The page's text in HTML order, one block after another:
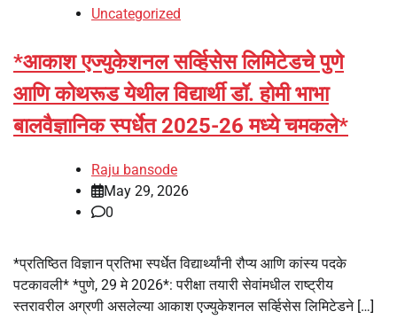
Uncategorized
*आकाश एज्युकेशनल सर्व्हिसेस लिमिटेडचे ​​पुणे
आणि कोथरूड येथील विद्यार्थी डॉ. होमी भाभा
बालवैज्ञानिक स्पर्धेत 2025-26 मध्ये चमकले*
Raju bansode
May 29, 2026
0
*प्रतिष्ठित विज्ञान प्रतिभा स्पर्धेत विद्यार्थ्यांनी रौप्य आणि कांस्य पदके
पटकावली* *पुणे, 29 मे 2026*: परीक्षा तयारी सेवांमधील राष्ट्रीय
स्तरावरील अग्रणी असलेल्या आकाश एज्युकेशनल सर्व्हिसेस लिमिटेडने […]